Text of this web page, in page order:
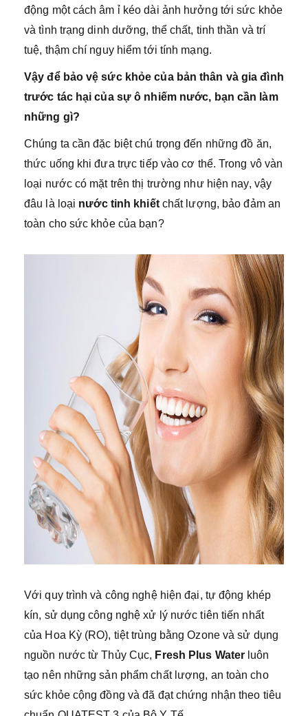
động một cách âm ỉ kéo dài ảnh hưởng tới sức khỏe
và tình trạng dinh dưỡng, thể chất, tinh thần và trí
tuệ, thậm chí nguy hiểm tới tính mạng.
Vậy để bảo vệ sức khỏe của bản thân và gia đình
trước tác hại của sự ô nhiếm nước, bạn cần làm
những gì?
Chúng ta cần đặc biệt chú trọng đến những đồ ăn,
thức uống khi đưa trực tiếp vào cơ thể. Trong vô vàn
loại nước có mặt trên thị trường như hiện nay, vậy
đâu là loại nước tinh khiếtchất lượng, bảo đảm an
toàn cho sức khỏe của bạn?
Với quy trình và công nghệ hiện đại, tự động khép
kín, sử dụng công nghệ xử lý nước tiên tiến nhất
của Hoa Kỳ (RO), tiệt trùng bằng Ozone và sử dụng
nguồn nước từ Thủy Cục, Fresh Plus Water luôn
tạo nên những sản phẩm chất lượng, an toàn cho
sức khỏe cộng đồng và đã đạt chứng nhận theo tiêu